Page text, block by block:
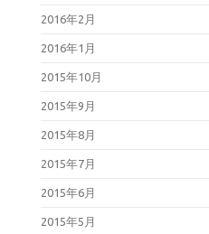
2016年2月
2016年1月
2015年10月
2015年9月
2015年8月
2015年7月
2015年6月
2015年5月